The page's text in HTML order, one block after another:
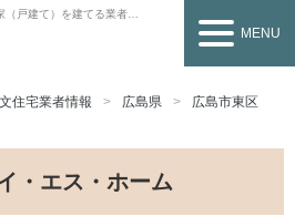
て）を建てる業者を探すなら
MENU
住宅業者情報 広島県 広島市東区
・エス・ホーム